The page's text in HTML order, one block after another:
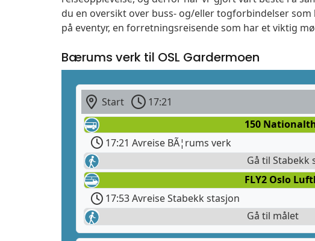
du en oversikt over buss- og/eller togforbindelser
på eventyr, en forretningsreisende som har et viktig
Bærums verk til OSL Gardermoen
Start 17:21
150
17:21 Avreise BÃ¦rums verk
Gå til Stabekk
FLY2 Oslo
17:53 Avreise Stabekk stasjon
Gå til målet